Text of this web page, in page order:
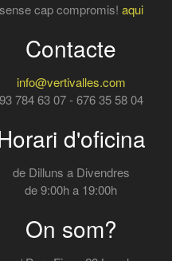
sense cap compromis! aqui
Contacte
info@vertivalles.com
93 784 63 07 - 676 35 58 04
d'oficina
de Dilluns a Divendres
de 9:00h a 19:00h
On som?